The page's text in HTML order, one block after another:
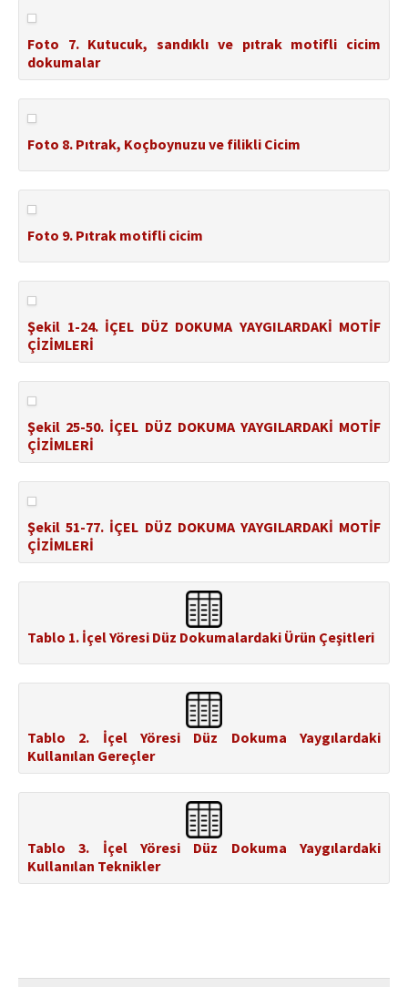
Foto 7. Kutucuk, sandıklı ve pıtrak motifli cicim
dokumalar
Foto 8. Pıtrak, Koçboynuzu ve filikli Cicim
Foto 9. Pıtrak motifli cicim
Şekil 1-24. İÇEL DÜZ DOKUMA YAYGILARDAKİ MOTİF
ÇİZİMLERİ
Şekil 25-50. İÇEL DÜZ DOKUMA YAYGILARDAKİ MOTİF
ÇİZİMLERİ
Şekil 51-77. İÇEL DÜZ DOKUMA YAYGILARDAKİ MOTİF
ÇİZİMLERİ
Tablo 1. İçel Yöresi Düz Dokumalardaki Ürün Çeşitleri
Tablo 2. İçel Yöresi Düz Dokuma Yaygılardaki
Kullanılan Gereçler
Tablo 3. İçel Yöresi Düz Dokuma Yaygılardaki
Kullanılan Teknikler